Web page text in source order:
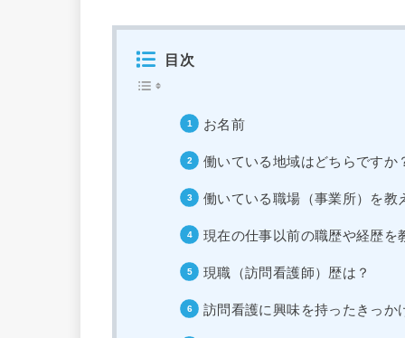
目次
お名前
働いている地域はどちらですか
働いている職場（事業所）を教
現在の仕事以前の職歴や経歴を
現職（訪問看護師）歴は？
訪問看護に興味を持ったきっか